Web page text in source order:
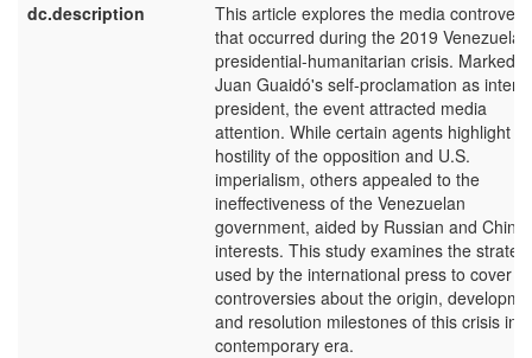
dc.description
This article explores the media
that occurred during the 2019 Venezuelan
presidential-humanitarian crisis. Marked
Juan Guaidó's self-proclamation as
president, the event attracted media
attention. While certain agents highlight
hostility of the opposition and U.S.
imperialism, others appealed to the
ineffectiveness of the Venezuelan
government, aided by Russian and
interests. This study examines the
used by the international press to cover
controversies about the origin,
and resolution milestones of this crisis in
contemporary era.